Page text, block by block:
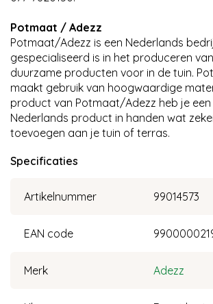
Potmaat / Adezz
Potmaat/Adezz is een Nederlands
gespecialiseerd is in het produceren
duurzame producten voor in de tuin.
maakt gebruik van hoogwaardige
product van Potmaat/Adezz heb je
Nederlands product in handen wat
toevoegen aan je tuin of terras.
Specificaties
Artikelnummer 99014573
EAN code
Merk Adezz